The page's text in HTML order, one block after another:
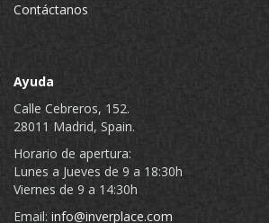
Contáctanos
Ayuda
Calle Cebreros, 152.
28011 Madrid, Spain.
Horario de apertura:
Lunes a Jueves de 9 a 18:30h
Viernes de 9 a 14:30h
Email: info@inverplace.com